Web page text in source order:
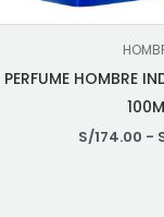
PERFUME HOMBRE
S/174.00 -